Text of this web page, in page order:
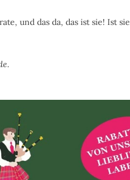
und das da, das ist sie! Ist sie
.